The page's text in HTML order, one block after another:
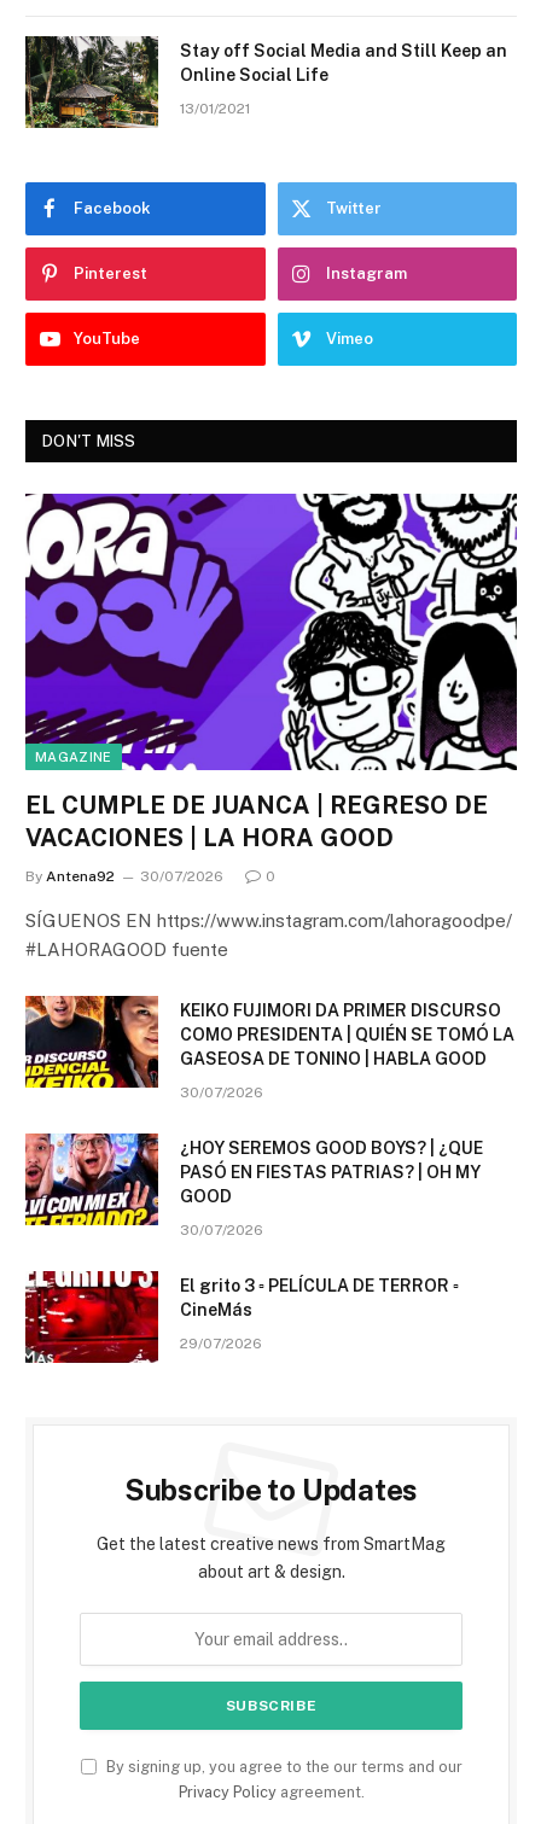
Stay off Social Media and Still Keep an
Online Social Life
13/01/2021
Facebook Twitter
Pinterest Instagram
YouTube Vimeo
DON'T MISS
MAGAZINE
EL CUMPLE DE JUANCA | REGRESO DE
VACACIONES | LA HORA GOOD
By Antena92 30/07/2026 0
SÍGUENOS EN https://www.instagram.com/lahoragoodpe/
#LAHORAGOOD fuente
KEIKO FUJIMORI DA PRIMER DISCURSO
COMO PRESIDENTA | QUIÉN SE TOMÓ LA
GASEOSA DE TONINO | HABLA GOOD
30/07/2026
¿HOY SEREMOS GOOD BOYS? | ¿QUE
PASÓ EN FIESTAS PATRIAS? | OH MY
GOOD
30/07/2026
El grito 3 ▫️ PELÍCULA DE TERROR ▫️
CineMás
29/07/2026
Subscribe to Updates
Get the latest creative news from SmartMag
about art & design.
By signing up, you agree to the our terms and our
Privacy Policyagreement.